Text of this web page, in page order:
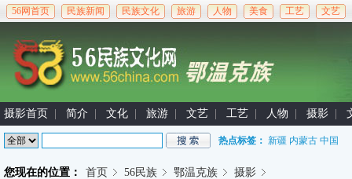
56网首页 民族新闻 民族文化 旅游 人物 美食 工艺 文艺
摄影首页 简介 文化 旅游 文艺 工艺 人物 摄影
热点标签： 新疆 内蒙古 中国
您现在的位置： 首页 56民族 鄂温克族 摄影